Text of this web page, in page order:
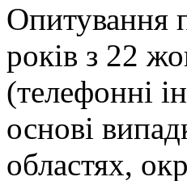
Опитування
років з 22
(телефонні
основі
областях,